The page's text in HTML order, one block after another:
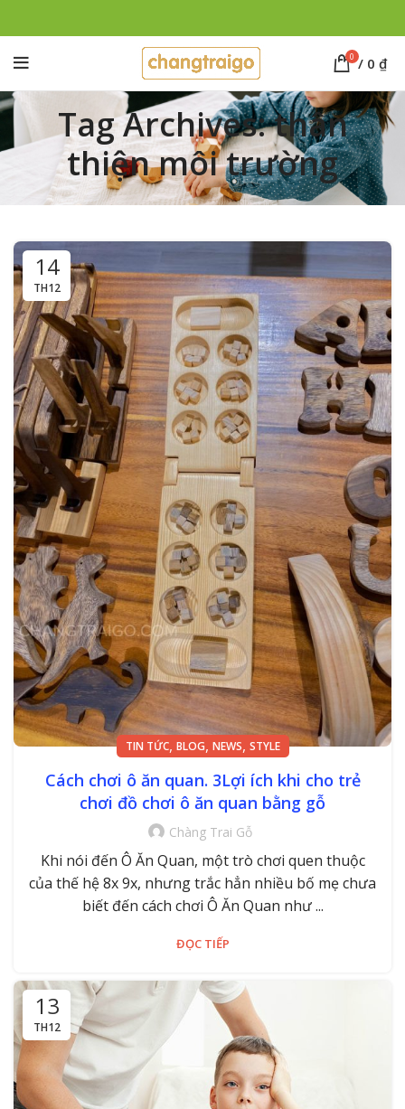
0 / 0 ₫
Tag Archives: thân
thiện môi trường
14
TH12
TIN TỨC, BLOG, NEWS, STYLE
Cách chơi ô ăn quan. 3Lợi ích khi cho trẻ
chơi đồ chơi ô ăn quan bằng gỗ
Chàng Trai Gỗ
Khi nói đến Ô Ăn Quan, một trò chơi quen thuộc
của thế hệ 8x 9x, nhưng trắc hẳn nhiều bố mẹ chưa
biết đến cách chơi Ô Ăn Quan như ...
ĐỌC TIẾP
13
TH12